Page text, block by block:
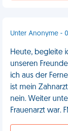
Unter Anonyme -
Heute, begleite
unseren
ich aus der
ist mein
nein. Weiter
Frauenarzt war.